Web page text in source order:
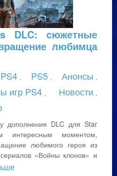
DLC: сюжетные
любимца
PS4 PS5 Анонсы
игр PS4 Новости
дополнения DLC для Star
моментом,
любимого героя из
«Войны клонов» и